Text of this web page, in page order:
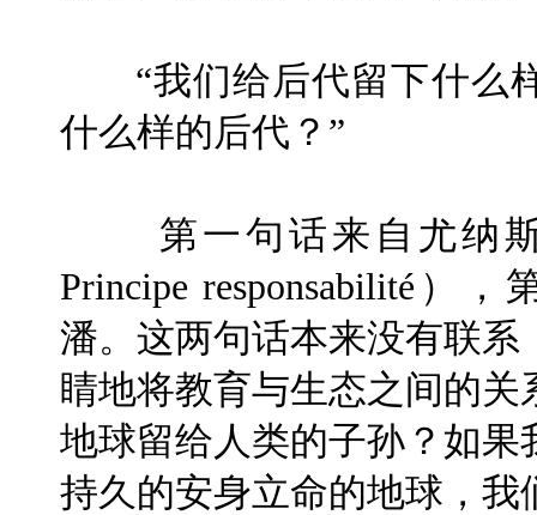
“我们给后代留下什么
什么样的后代？”
第一句话来自尤纳
Principe responsabilité）
潘。这两句话本来没有联
睛地将教育与生态之间的
地球留给人类的子孙？如
持久的安身立命的地球，